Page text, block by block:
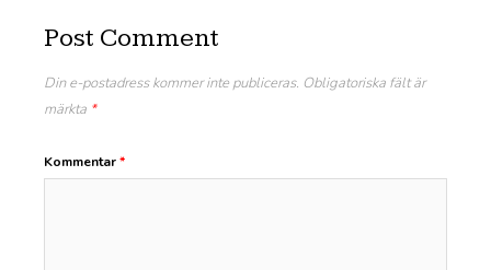
Post Comment
Din e-postadress kommer inte publiceras. Obligatoriska fält är
märkta *
Kommentar*